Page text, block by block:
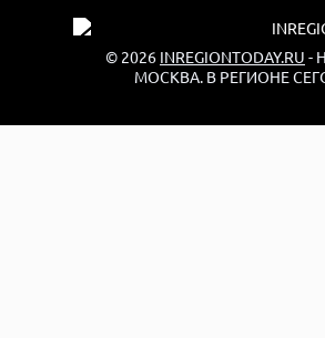
© 2026 INREGIONTODAY.RU -
МОСКВА. В РЕГИОНЕ